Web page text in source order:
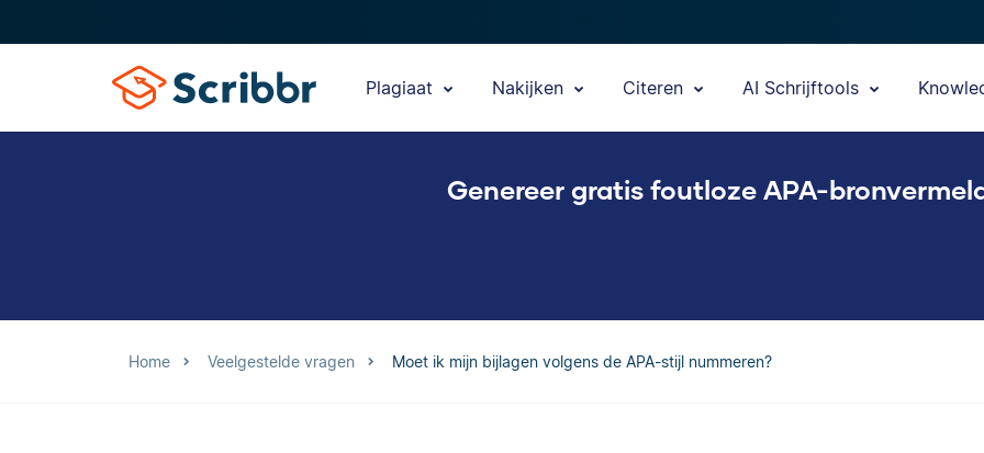
Plagiaat Nakijken Citeren AI Schrijftools
Genereer gratis foutloze APA-
Home Veelgestelde vragen Moet ik mijn bijlagen volgens de APA-stijl nummeren?